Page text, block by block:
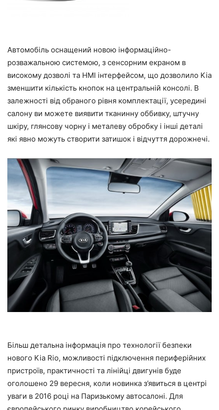
Автомобіль оснащений новою інформаційно-
розважальною системою, з сенсорним екраном в
високому дозволі та HMI інтерфейсом, що дозволило Kia
зменшити кількість кнопок на центральній консолі. В
залежності від обраного рівня комплектації, усередині
салону ви можете виявити тканинну оббивку, штучну
шкіру, глянсову чорну і металеву обробку і інші деталі
які явно можуть створити затишок і відчуття дорожнечі.
Більш детальна інформація про технології безпеки
нового Kia Rio, можливості підключення периферійних
пристроїв, практичності та лінійці двигунів буде
оголошено 29 вересня, коли новинка з’явиться в центрі
уваги в 2016 році на Паризькому автосалоні. Для